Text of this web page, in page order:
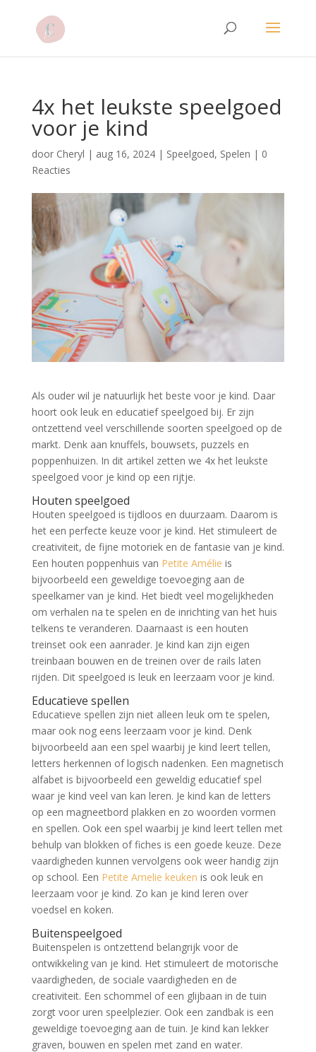
4x het leukste speelgoed
voor je kind
door Cheryl | aug 16, 2024| Speelgoed, Spelen | 0
Reacties
Als ouder wil je natuurlijk het beste voor je kind. Daar
hoort ook leuk en educatief speelgoed bij. Er zijn
ontzettend veel verschillende soorten speelgoed op de
markt. Denk aan knuffels, bouwsets, puzzels en
poppenhuizen. In dit artikel zetten we 4x het leukste
speelgoed voor je kind op een rijtje.
Houten speelgoed
Houten speelgoed is tijdloos en duurzaam. Daarom is
het een perfecte keuze voor je kind. Het stimuleert de
creativiteit, de fijne motoriek en de fantasie van je kind.
Een houten poppenhuis van Petite Amélie is
bijvoorbeeld een geweldige toevoeging aan de
speelkamer van je kind. Het biedt veel mogelijkheden
om verhalen na te spelen en de inrichting van het huis
telkens te veranderen. Daarnaast is een houten
treinset ook een aanrader. Je kind kan zijn eigen
treinbaan bouwen en de treinen over de rails laten
rijden. Dit speelgoed is leuk en leerzaam voor je kind.
Educatieve spellen
Educatieve spellen zijn niet alleen leuk om te spelen,
maar ook nog eens leerzaam voor je kind. Denk
bijvoorbeeld aan een spel waarbij je kind leert tellen,
letters herkennen of logisch nadenken. Een magnetisch
alfabet is bijvoorbeeld een geweldig educatief spel
waar je kind veel van kan leren. Je kind kan de letters
op een magneetbord plakken en zo woorden vormen
en spellen. Ook een spel waarbij je kind leert tellen met
behulp van blokken of fiches is een goede keuze. Deze
vaardigheden kunnen vervolgens ook weer handig zijn
op school. Een Petite Amelie keuken is ook leuk en
leerzaam voor je kind. Zo kan je kind leren over
voedsel en koken.
Buitenspeelgoed
Buitenspelen is ontzettend belangrijk voor de
ontwikkeling van je kind. Het stimuleert de motorische
vaardigheden, de sociale vaardigheden en de
creativiteit. Een schommel of een glijbaan in de tuin
zorgt voor uren speelplezier. Ook een zandbak is een
geweldige toevoeging aan de tuin. Je kind kan lekker
graven, bouwen en spelen met zand en water.